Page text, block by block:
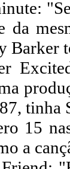
da
Barker
tinha
15
a